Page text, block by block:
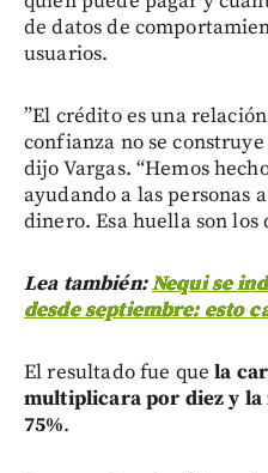
de datos de
usuarios.
”El crédito es una
confianza no se
dijo Vargas. “Hemos
ayudando a las personas
dinero. Esa huella son los
Lea también:Nequi se
desde septiembre: esto
El resultado fue quela
multiplicara por diez y la
75%.